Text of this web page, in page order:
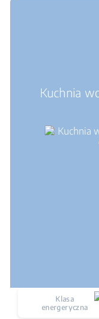
Kuchnia
Klasa
energeryczna